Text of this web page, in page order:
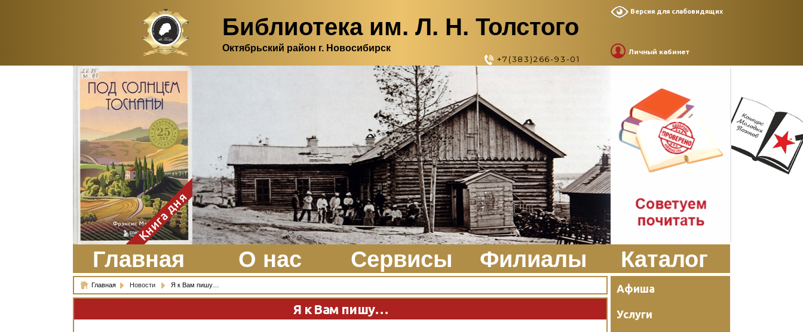
Библиотека им. Л. Н. Толстого
Октябрьский район г. Новосибирск
+7(383)266-93-01
Версия для слабовидящих
Личный кабинет
Здесь, в своем
итальянском доме, я вновь
испытала первичную
радость единения с
природой. Дом открыт
для бабочек, стрекоз, пчёл
или всех, кто пожелает
влететь в одно окно и
вылететь из другого. Едим
мы почти всегда во
дворе. Во мне настолько
возродился здравый
смысл моей матери -
умение наслаждаться
настоящим и не спешить, -
что даже нашлось время
отполировать до блеска
оконное стекло.
ЗаказатьКнига дня
Главная О нас Сервисы Филиалы Каталог
Главная Новости Я к Вам пишу…
Я к Вам пишу…
Афиша
Услуги